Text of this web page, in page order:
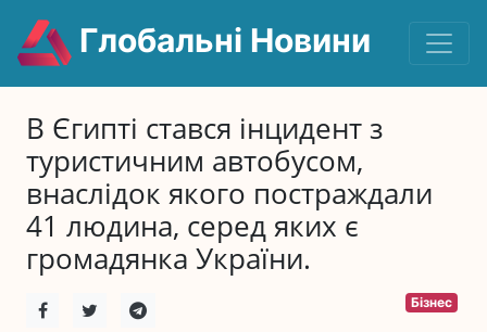
Глобальні Новини
В Єгипті стався інцидент з
туристичним автобусом,
внаслідок якого постраждали
41 людина, серед яких є
громадянка України.
Бізнес